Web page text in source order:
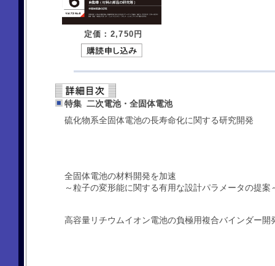
定価：2,750 円
特集 二次電池・全固体電池
硫化物系全固体電池の長寿命化に関する研究開発
全固体電池の材料開発を加速
～粒子の変形能に関する有用な設計パラメータの提案
高容量リチウムイオン電池の負極用複合バインダー開